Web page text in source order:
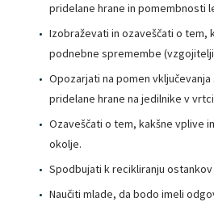
pridelane hrane in pomembnosti
Izobraževati in ozaveščati o tem,
podnebne spremembe
Opozarjati na pomen
pridelane hrane na jedilnike v
Ozaveščati o tem, kakšne vplive
okolje.
Spodbujati k recikliranju ostankov
Naučiti mlade, da bodo imeli